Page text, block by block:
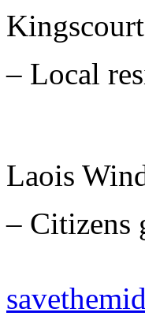
– Local
Laois
– Citizens